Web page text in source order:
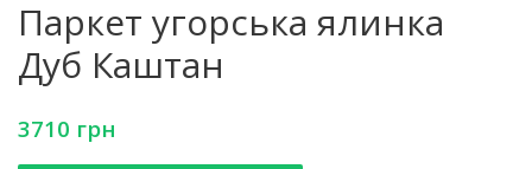
Паркет угорська ялинка
Дуб Каштан
3710 грн